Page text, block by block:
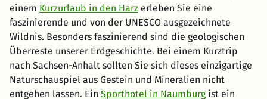
einem Kurzurlaub in den Harz erleben Sie eine
faszinierende und von der UNESCO ausgezeichnete
Wildnis. Besonders faszinierend sind die geologischen
Überreste unserer Erdgeschichte. Bei einem Kurztrip
nach Sachsen-Anhalt sollten Sie sich dieses einzigartige
Naturschauspiel aus Gestein und Mineralien nicht
entgehen lassen. Ein Sporthotel in Naumburgist ein